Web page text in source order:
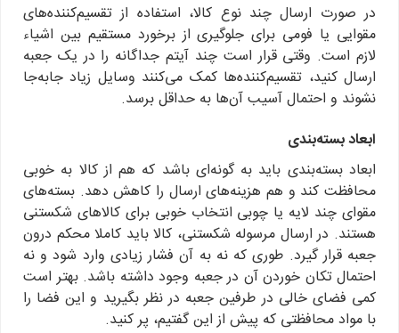
در صورت ارسال چند نوع کالا، استفاده از تقسیم‌کننده‌های
مقوایی یا فومی برای جلوگیری از برخورد مستقیم بین اشیاء
لازم است. وقتی قرار است چند آیتم جداگانه را در یک جعبه
ارسال کنید، تقسیم‌کننده‌ها کمک می‌کنند وسایل زیاد جابه‌جا
نشوند و احتمال آسیب آن‌ها به حداقل برسد.
ابعاد بسته‌بندی
ابعاد بسته‌بندی باید به گونه‌ای باشد که هم از کالا به خوبی
محافظت کند و هم هزینه‌های ارسال را کاهش دهد. بسته‌های
مقوای چند لایه یا چوبی انتخاب خوبی برای کالاهای شکستنی
هستند. در ارسال مرسوله شکستنی، کالا باید کاملا محکم درون
جعبه قرار گیرد. طوری که نه به آن فشار زیادی وارد شود و نه
احتمال تکان خوردن آن در جعبه وجود داشته باشد. بهتر است
کمی فضای خالی در طرفین جعبه در نظر بگیرید و این فضا را
با مواد محافظتی که پیش از این گفتیم، پر کنید.